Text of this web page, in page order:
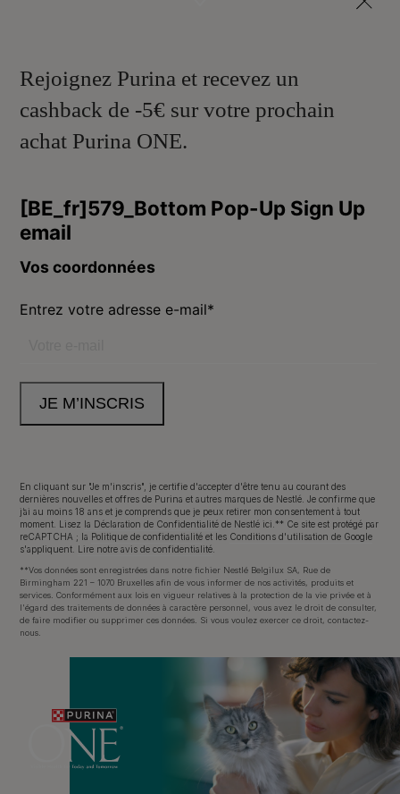
Rejoignez Purina et recevez un
cashback de -5€ sur votre prochain
achat Purina ONE.
En cliquant sur "Je m'inscris", je certifie d'accepter d'être tenu au courant des
dernières nouvelles et offres de Purina et autres marques de Nestlé. Je confirme que
j’ai au moins 18 ans et je comprends que je peux retirer mon consentement à tout
moment. Lisez la Déclaration de Confidentialité de Nestlé ici.** Ce site est protégé par
reCAPTCHA ; la Politique de confidentialité et les Conditions d'utilisation de Google
s'appliquent. Lire notre avis de confidentialité
**Vos données sont enregistrées dans notre fichier Nestlé Belgilux SA, Rue de
Birmingham 221 – 1070 Bruxelles afin de vous informer de nos activités, produits et
services. Conformément aux lois en vigueur relatives à la protection de la vie privée et à
l'égard des traitements de données à caractère personnel, vous avez le droit de consulter,
de faire modifier ou supprimer ces données. Si vous voulez exercer ce droit, contactez-
nous
Purina
Appelez-nous:02.529.54.54
facebook
Déclaration d'accessibilité Conditions d’utilisation
Avis de confidentialité